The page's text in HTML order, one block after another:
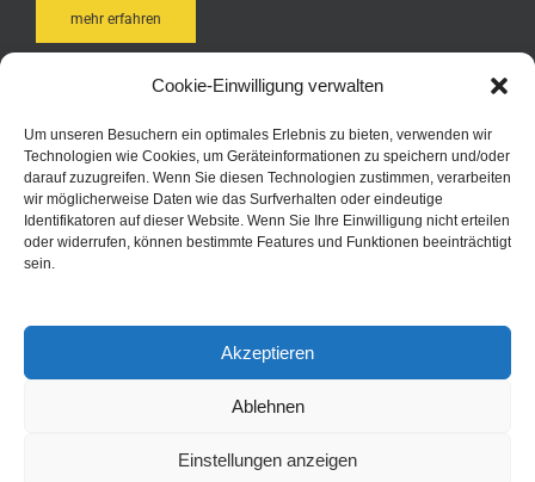
Cookie-Einwilligung verwalten
Um unseren Besuchern ein optimales Erlebnis zu bieten, verwenden wir
Technologien wie Cookies, um Geräteinformationen zu speichern und/oder
darauf zuzugreifen. Wenn Sie diesen Technologien zustimmen, verarbeiten
wir möglicherweise Daten wie das Surfverhalten oder eindeutige
Identifikatoren auf dieser Website. Wenn Sie Ihre Einwilligung nicht erteilen
oder widerrufen, können bestimmte Features und Funktionen beeinträchtigt
sein.
Akzeptieren
Ablehnen
Einstellungen anzeigen
mehr erfahren
Bequem und schnell online bestellen. Durch Ihre Anmeldung
bei Autoteile Post AG Online sind Sie in der Lage schneller zu
bestellen, kennen jederzeit den Status Ihrer Bestellungen
und haben immer eine aktuelle Übersicht über Ihre